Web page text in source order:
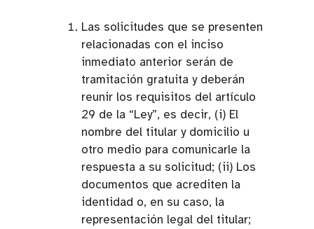
Las solicitudes que se presenten
relacionadas con el inciso
inmediato anterior serán de
tramitación gratuita y deberán
reunir los requisitos del artículo
29 de la “Ley”, es decir, (i) El
nombre del titular y domicilio u
otro medio para comunicarle la
respuesta a su solicitud; (ii) Los
documentos que acrediten la
identidad o, en su caso, la
representación legal del titular;